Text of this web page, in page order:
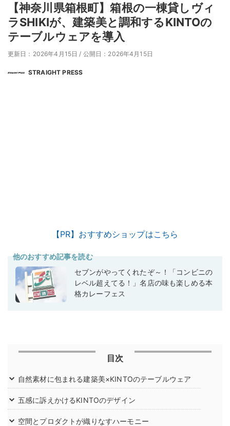
【神奈川県箱根町】箱根の一棟貸しヴィ
ラSHIKIが、建築美と調和するKINTOの
テーブルウェアを導入
更新日：2026年4月15日 / 公開日：2026年4月15日
STRAIGHT PRESS
【PR】おすすめショップはこちら
他のおすすめ記事を読む
セブンがやってくれたぞ～！「コンビニの
レベル超えてる！」名店の味も楽しめる本
格カレーフェス
目次
自然素材に包まれる建築美×KINTOのテーブルウェア
五感に訴えかけるKINTOのデザイン
空間とプロダクトが織りなすハーモニー